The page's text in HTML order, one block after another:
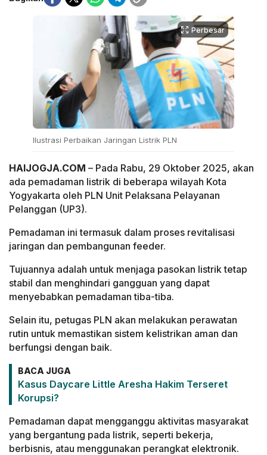
Perbesar
Ilustrasi Perbaikan Jaringan Listrik PLN
HAIJOGJA.COM – Pada Rabu, 29 Oktober 2025, akan
ada pemadaman listrik di beberapa wilayah Kota
Yogyakarta oleh PLN Unit Pelaksana Pelayanan
Pelanggan (UP3).
Pemadaman ini termasuk dalam proses revitalisasi
jaringan dan pembangunan feeder.
Tujuannya adalah untuk menjaga pasokan listrik tetap
stabil dan menghindari gangguan yang dapat
menyebabkan pemadaman tiba-tiba.
Selain itu, petugas PLN akan melakukan perawatan
rutin untuk memastikan sistem kelistrikan aman dan
berfungsi dengan baik.
BACA JUGA
Kasus Daycare Little Aresha Hakim Terseret
Korupsi?
Pemadaman dapat mengganggu aktivitas masyarakat
yang bergantung pada listrik, seperti bekerja,
berbisnis, atau menggunakan perangkat elektronik.